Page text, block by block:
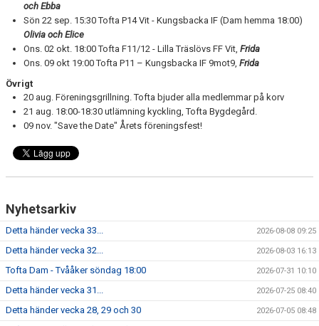
och Ebba
Sön 22 sep. 15:30 Tofta P14 Vit - Kungsbacka IF (Dam hemma 18:00)
Olivia och Elice
Ons. 02 okt. 18:00 Tofta F11/12 - Lilla Träslövs FF Vit, Frida
Ons. 09 okt 19:00 Tofta P11 – Kungsbacka IF 9mot9, Frida
Övrigt
20 aug. Föreningsgrillning. Tofta bjuder alla medlemmar på korv
21 aug. 18:00-18:30 utlämning kyckling, Tofta Bygdegård.
09 nov. "Save the Date" Årets föreningsfest!
Nyhetsarkiv
Detta händer vecka 33... 2026-08-08 09:25
Detta händer vecka 32... 2026-08-03 16:13
Tofta Dam - Tvååker söndag 18:00 2026-07-31 10:10
Detta händer vecka 31... 2026-07-25 08:40
Detta händer vecka 28, 29 och 30 2026-07-05 08:48